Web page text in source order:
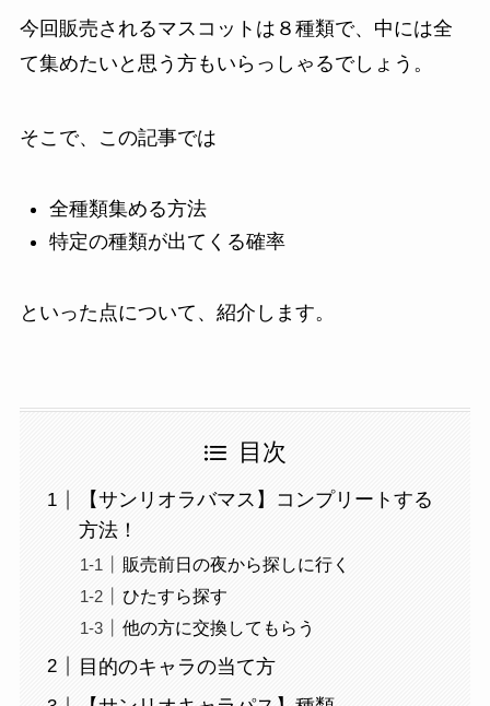
今回販売されるマスコットは８種類で、中には全
て集めたいと思う方もいらっしゃるでしょう。
そこで、この記事では
全種類集める方法
特定の種類が出てくる確率
といった点について、紹介します。
目次
【サンリオラバマス】コンプリートする
方法！
販売前日の夜から探しに行く
ひたすら探す
他の方に交換してもらう
目的のキャラの当て方